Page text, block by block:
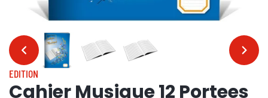
… …
EDITION
Cahier Musique 12 Portees